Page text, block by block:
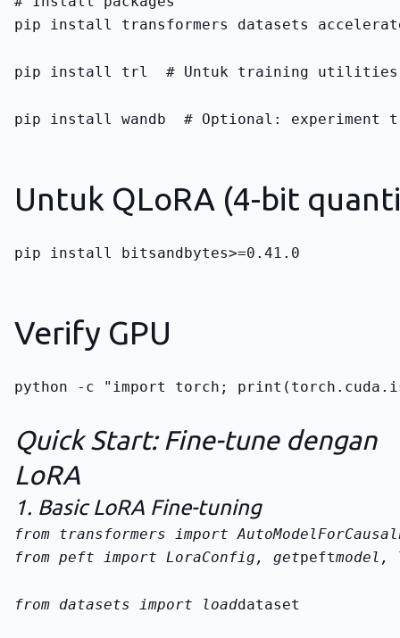
pip install transformers datasets
pip install trl  # Untuk training utilities
pip install wandb  # Optional: experiment
Untuk QLoRA (4-bit
pip install bitsandbytes>=0.41.0
Verify GPU
python -c "import torch;
Quick Start: Fine-tune dengan
LoRA
1. Basic LoRA Fine-tuning
from peft import LoraConfig, getpeftmodel,
from datasets import loaddataset